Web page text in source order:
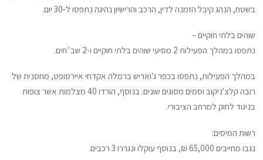
בשטח, הנהג קיבל הזמנה לדין, הרכב והרישיון נהיגה נתפסו ל-30 יום.
שוהים בלתי חוקיים –
נתפסו במהלך הפעילות 2 מסיעי שוהים בלתי חוקיים ו-2 שב״חים.
במהלך הפעילות, נתפסו בכפר ג'ואריש ברמלה אקדחי איירסופט, מחסנית של
רובה קלצ'ניקוב וסמים מסוגים שונים. בנוסף, הורדו 40 מצלמות אשר צופות
בניגוד לחוק למרחב הציבורי.
רשות המיסים:
נגבו מחייבים 65,000 ₪, בנוסף עוקלו ונגררו 3 רכבים.